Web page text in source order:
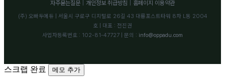
자주묻는질문
개인정보 취급방침 홈페이지 이용약관
(주) 오빠두에듀 | 서울시 구로구 디지털로 26길 43 대륭포스트타워 8차 L동 2004
호 | 대표 : 전진권
사업자등록번호 : 102-81-47727 | 문의 : info@oppadu.com
스크랩 완료 메모 추가